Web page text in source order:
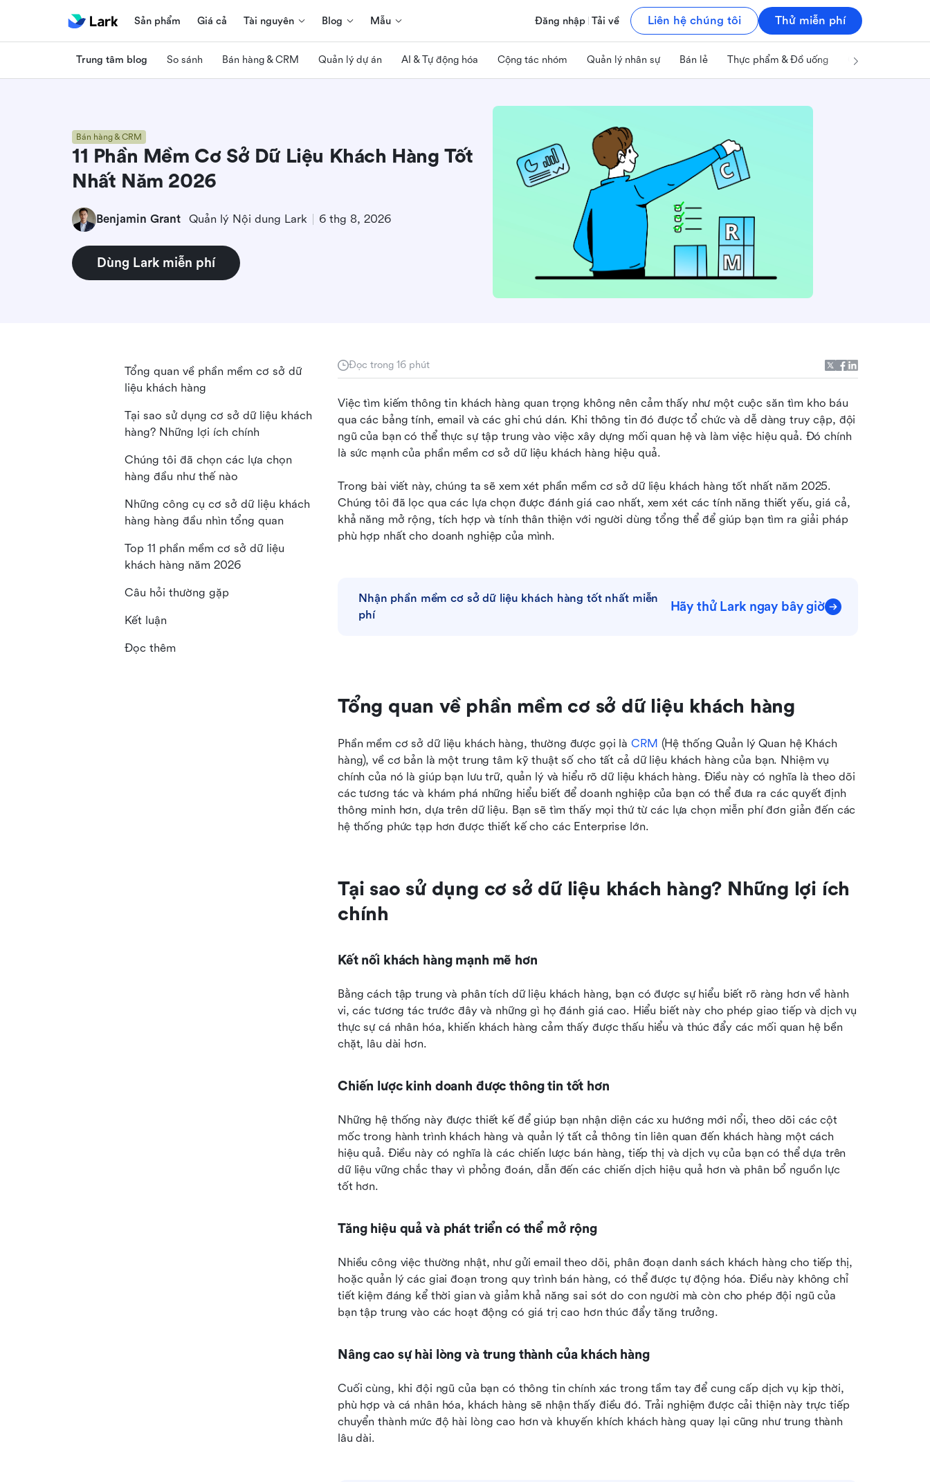
Sản phẩm Giá cả Tài nguyên Blog Mẫu Đăng nhập Tải về Liên hệ chúng tôi Thử miễn phí
Trung tâm blog So sánh Bán hàng & CRM Quản lý dự án AI & Tự động hóa Cộng tác nhóm Quản lý nhân sự Bán lẻ Thực phẩm & Đồ uống Công nghệ & IT
Bán hàng & CRM
11 Phần Mềm Cơ Sở Dữ Liệu Khách Hàng Tốt
Nhất Năm 2026
Benjamin Grant Quản lý Nội dung Lark 6 thg 8, 2026
Dùng Lark miễn phí
Đọc trong 16 phút
Việc tìm kiếm thông tin khách hàng quan trọng không nên cảm thấy như một cuộc săn tìm kho báu
qua các bảng tính, email và các ghi chú dán. Khi thông tin đó được tổ chức và dễ dàng truy cập, đội
ngũ của bạn có thể thực sự tập trung vào việc xây dựng mối quan hệ và làm việc hiệu quả. Đó chính
là sức mạnh của phần mềm cơ sở dữ liệu khách hàng hiệu quả.
Trong bài viết này, chúng ta sẽ xem xét phần mềm cơ sở dữ liệu khách hàng tốt nhất năm 2025.
Chúng tôi đã lọc qua các lựa chọn được đánh giá cao nhất, xem xét các tính năng thiết yếu, giá cả,
khả năng mở rộng, tích hợp và tính thân thiện với người dùng tổng thể để giúp bạn tìm ra giải pháp
phù hợp nhất cho doanh nghiệp của mình.
Nhận phần mềm cơ sở dữ liệu khách hàng tốt nhất miễn
phí
Hãy thử Lark ngay bây giờ
Tổng quan về phần mềm cơ sở dữ liệu khách hàng
Phần mềm cơ sở dữ liệu khách hàng, thường được gọi là CRM (Hệ thống Quản lý Quan hệ Khách
hàng), về cơ bản là một trung tâm kỹ thuật số cho tất cả dữ liệu khách hàng của bạn. Nhiệm vụ
chính của nó là giúp bạn lưu trữ, quản lý và hiểu rõ dữ liệu khách hàng. Điều này có nghĩa là theo dõi
các tương tác và khám phá những hiểu biết để doanh nghiệp của bạn có thể đưa ra các quyết định
thông minh hơn, dựa trên dữ liệu. Bạn sẽ tìm thấy mọi thứ từ các lựa chọn miễn phí đơn giản đến các
hệ thống phức tạp hơn được thiết kế cho các Enterprise lớn.
Tại sao sử dụng cơ sở dữ liệu khách hàng? Những lợi ích
chính
Kết nối khách hàng mạnh mẽ hơn
Bằng cách tập trung và phân tích dữ liệu khách hàng, bạn có được sự hiểu biết rõ ràng hơn về hành
vi, các tương tác trước đây và những gì họ đánh giá cao. Hiểu biết này cho phép giao tiếp và dịch vụ
thực sự cá nhân hóa, khiến khách hàng cảm thấy được thấu hiểu và thúc đẩy các mối quan hệ bền
chặt, lâu dài hơn.
Chiến lược kinh doanh được thông tin tốt hơn
Những hệ thống này được thiết kế để giúp bạn nhận diện các xu hướng mới nổi, theo dõi các cột
mốc trong hành trình khách hàng và quản lý tất cả thông tin liên quan đến khách hàng một cách
hiệu quả. Điều này có nghĩa là các chiến lược bán hàng, tiếp thị và dịch vụ của bạn có thể dựa trên
dữ liệu vững chắc thay vì phỏng đoán, dẫn đến các chiến dịch hiệu quả hơn và phân bổ nguồn lực
tốt hơn.
Tăng hiệu quả và phát triển có thể mở rộng
Nhiều công việc thường nhật, như gửi email theo dõi, phân đoạn danh sách khách hàng cho tiếp thị,
hoặc quản lý các giai đoạn trong quy trình bán hàng, có thể được tự động hóa. Điều này không chỉ
tiết kiệm đáng kể thời gian và giảm khả năng sai sót do con người mà còn cho phép đội ngũ của
bạn tập trung vào các hoạt động có giá trị cao hơn thúc đẩy tăng trưởng.
Nâng cao sự hài lòng và trung thành của khách hàng
Cuối cùng, khi đội ngũ của bạn có thông tin chính xác trong tầm tay để cung cấp dịch vụ kịp thời,
phù hợp và cá nhân hóa, khách hàng sẽ nhận thấy điều đó. Trải nghiệm được cải thiện này trực tiếp
chuyển thành mức độ hài lòng cao hơn và khuyến khích khách hàng quay lại cũng như trung thành
lâu dài.
Tổng quan về phần mềm cơ sở dữ
liệu khách hàng
Tại sao sử dụng cơ sở dữ liệu khách
hàng? Những lợi ích chính
Chúng tôi đã chọn các lựa chọn
hàng đầu như thế nào
Những công cụ cơ sở dữ liệu khách
hàng hàng đầu nhìn tổng quan
Top 11 phần mềm cơ sở dữ liệu
khách hàng năm 2026
Câu hỏi thường gặp
Kết luận
Đọc thêm